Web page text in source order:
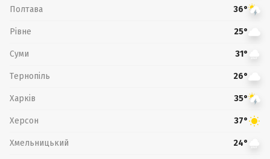
Полтава 36°
Рівне 25°
Суми 31°
Тернопіль 26°
Харків 35°
Херсон 37°
Хмельницький 24°